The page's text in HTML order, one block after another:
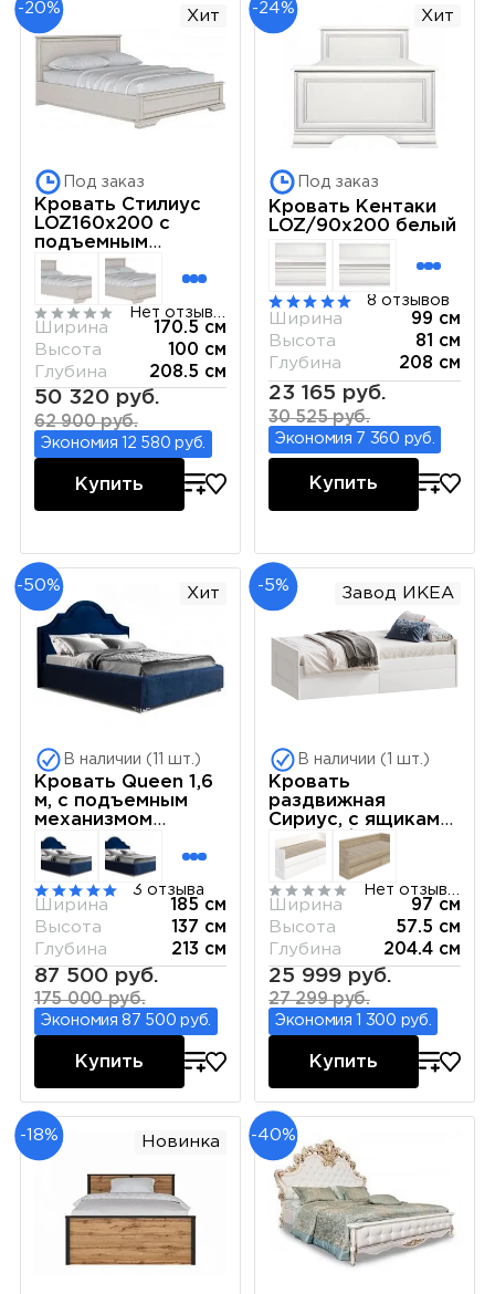
-20% Хит
Под заказ
Кровать Стилиус
LOZ160х200 с
подъемным
механизмом
(Лиственница
сибирская)
Ширина
170.5 см
Высота
100 см
Глубина
208.5 см
50 320 руб.
62 900 руб.
Экономия 12 580 руб.
Купить
-24% Хит
Под заказ
Кровать Кентаки
LOZ/90x200 белый
8 отзывов
Ширина
99 см
Высота
81 см
Глубина
208 см
23 165 руб.
30 525 руб.
Экономия 7 360 руб.
Купить
-50% Хит
В наличии (11 шт.)
Кровать Queen 1,6
м, с подъемным
механизмом
(Бархат 04) Sweet
dreams КВКР-1[3]
3 отзыва
Ширина
185 см
Высота
137 см
Глубина
213 см
87 500 руб.
175 000 руб.
Экономия 87 500 руб.
Купить
-5% Завод ИКЕА
В наличии (1 шт.)
Кровать
раздвижная
Сириус, с ящиками,
90х200/180х200
см, белая
Ширина
97 см
Высота
57.5 см
Глубина
204.4 см
25 999 руб.
27 299 руб.
Экономия 1 300 руб.
Купить
-18% Новинка -40%